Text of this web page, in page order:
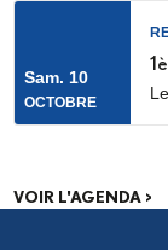
Sam. 10
OCTOBRE
VOIR L'AGENDA >